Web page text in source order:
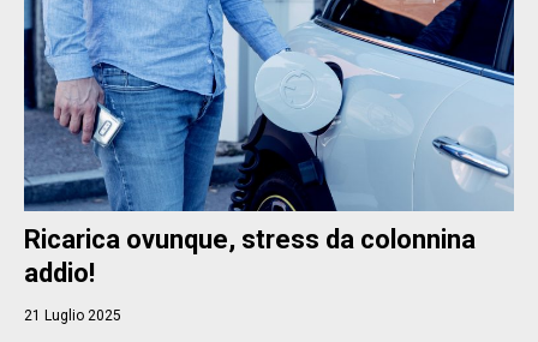
Ricarica ovunque, stress da colonnina
addio!
21 Luglio 2025